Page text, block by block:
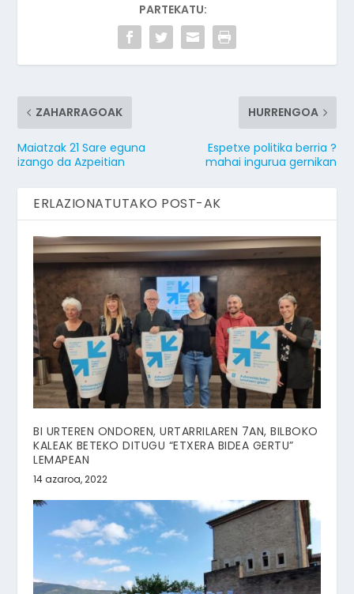
PARTEKATU:
ZAHARRAGOAK
Maiatzak 21 Sare eguna
izango da Azpeitian
HURRENGOA
Espetxe politika berria ?
mahai ingurua gernikan
ERLAZIONATUTAKO POST-AK
BI URTEREN ONDOREN, URTARRILAREN 7AN, BILBOKO
KALEAK BETEKO DITUGU “ETXERA BIDEA GERTU”
LEMAPEAN
14 azaroa, 2022